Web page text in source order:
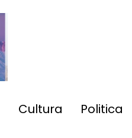
Cultura Politica